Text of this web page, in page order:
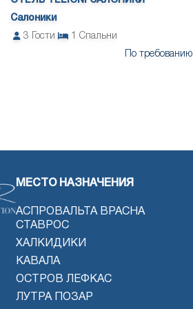
Салоники
3
Гости 1 Спальни
По требованию
МЕСТО НАЗНАЧЕНИЯ
АСПРОВАЛЬТА ВРАСНА
СТАВРОС
ХАЛКИДИКИ
КАВАЛА
ОСТРОВ ЛЕФКАС
ЛУТРА ПОЗАР